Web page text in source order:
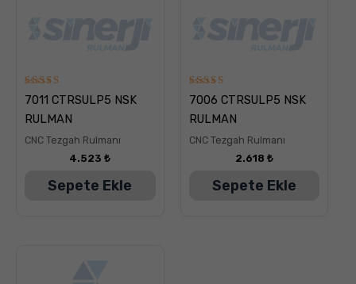
5
üzerinden
5.00
oy aldı
7011 CTRSULP5 NSK
RULMAN
CNC Tezgah Rulmanı
4.523₺
Sepete Ekle
5
üzerinden
5.00
oy aldı
7006 CTRSULP5 NSK
RULMAN
CNC Tezgah Rulmanı
2.618 ₺
Sepete Ekle